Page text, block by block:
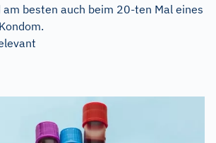
am besten auch beim 20-ten Mal eines